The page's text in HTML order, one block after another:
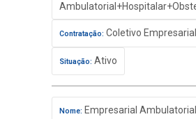
Contratação: Coletivo Empresarial
Situação: Ativo
Nome: Empresarial Ambulatorial